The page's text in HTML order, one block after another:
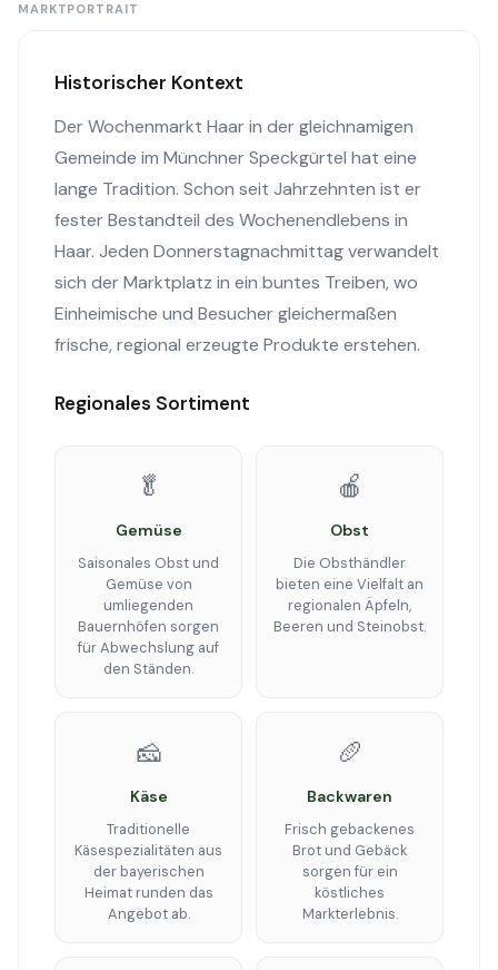
MARKTPORTRAIT
Historischer Kontext
Der Wochenmarkt Haar in der gleichnamigen
Gemeinde im Münchner Speckgürtel hat eine
lange Tradition. Schon seit Jahrzehnten ist er
fester Bestandteil des Wochenendlebens in
Haar. Jeden Donnerstagnachmittag verwandelt
sich der Marktplatz in ein buntes Treiben, wo
Einheimische und Besucher gleichermaßen
frische, regional erzeugte Produkte erstehen.
Regionales Sortiment
🥬
Gemüse
Saisonales Obst und
Gemüse von
umliegenden
Bauernhöfen sorgen
für Abwechslung auf
den Ständen.
🍎
Obst
Die Obsthändler
bieten eine Vielfalt an
regionalen Äpfeln,
Beeren und Steinobst.
🧀
Käse
Traditionelle
Käsespezialitäten aus
der bayerischen
Heimat runden das
Angebot ab.
🥖
Backwaren
Frisch gebackenes
Brot und Gebäck
sorgen für ein
köstliches
Markterlebnis.